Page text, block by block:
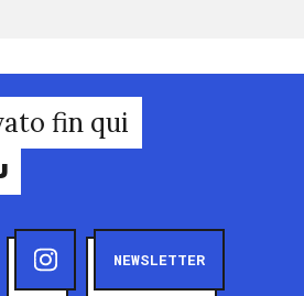
fin qui
NEWSLETTER